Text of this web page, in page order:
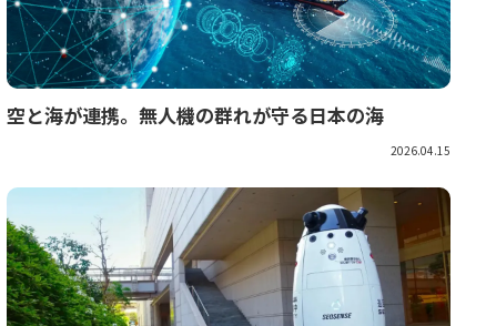
空と海が連携。無人機の群れが守る日本の海
2026.04.15